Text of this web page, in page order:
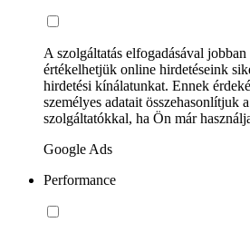
A szolgáltatás elfogadásával
értékelhetjük online hirdetéseink
hirdetési kínálatunkat. Ennek
személyes adatait összehasonlítjuk
szolgáltatókkal, ha Ön már
Google Ads
Performance